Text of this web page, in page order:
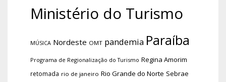
Ministério do Turismo
MÚSICA Nordeste OMT pandemia Paraíba
Programa de Regionalização do Turismo Regina Amorim
retomada rio de janeiro Rio Grande do Norte Sebrae